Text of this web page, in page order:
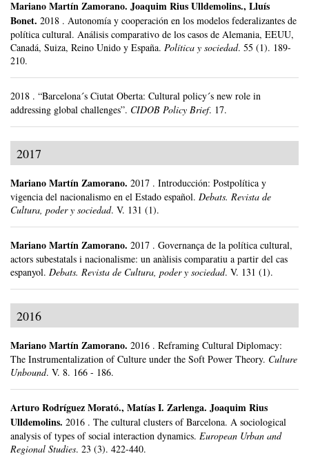
Mariano Martín Zamorano. Joaquim Rius Ulldemolins., Lluís
Bonet. 2018 . Autonomía y cooperación en los modelos federalizantes de
política cultural. Análisis comparativo de los casos de Alemania, EEUU,
Canadá, Suiza, Reino Unido y España. Política y sociedad. 55 (1). 189-
210.
2018 . “Barcelona´s Ciutat Oberta: Cultural policy´s new role in
addressing global challenges”. CIDOB Policy Brief. 17.
2017
Mariano Martín Zamorano. 2017 . Introducción: Postpolítica y
vigencia del nacionalismo en el Estado español. Debats. Revista de
Cultura, poder y sociedad. V. 131 (1).
Mariano Martín Zamorano. 2017 . Governança de la política cultural,
actors subestatals i nacionalisme: un anàlisis comparatiu a partir del cas
espanyol. Debats. Revista de Cultura, poder y sociedad. V. 131 (1).
2016
Mariano Martín Zamorano. 2016 . Reframing Cultural Diplomacy:
The Instrumentalization of Culture under the Soft Power Theory. Culture
Unbound. V. 8. 166 - 186.
Arturo Rodríguez Morató., Matías I. Zarlenga. Joaquim Rius
Ulldemolins. 2016 . The cultural clusters of Barcelona. A sociological
analysis of types of social interaction dynamics. European Urban and
Regional Studies. 23 (3). 422-440.